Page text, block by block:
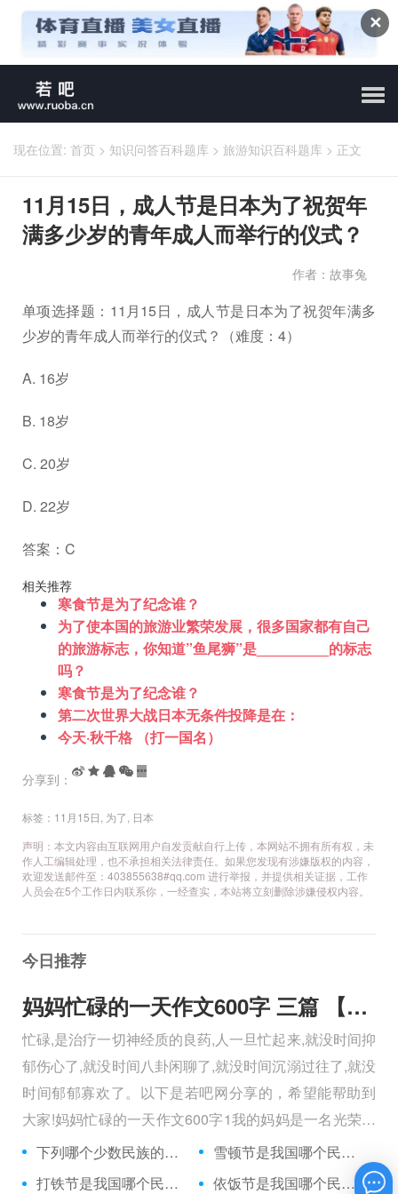
✕
现在位置: 首页 > 知识问答百科题库 > 旅游知识百科题库 > 正文
11月15日，成人节是日本为了祝贺年
满多少岁的青年成人而举行的仪式？
作者：故事兔
单项选择题：11月15日，成人节是日本为了祝贺年满多
少岁的青年成人而举行的仪式？（难度：4）
A. 16岁
B. 18岁
C. 20岁
D. 22岁
答案：C
相关推荐
寒食节是为了纪念谁？
为了使本国的旅游业繁荣发展，很多国家都有自己
的旅游标志，你知道”鱼尾狮”是_________的标志
吗？
寒食节是为了纪念谁？
第二次世界大战日本无条件投降是在：
今天·秋千格 （打一国名）
分享到：
标签： 11月15日 为了 日本
声明：本文内容由互联网用户自发贡献自行上传，本网站不拥有所有权，未
作人工编辑处理，也不承担相关法律责任。如果您发现有涉嫌版权的内容，
欢迎发送邮件至：403855638#qq.com 进行举报，并提供相关证据，工作
人员会在5个工作日内联系你，一经查实，本站将立刻删除涉嫌侵权内容。
今日推荐
妈妈忙碌的一天作文600字 三篇 【600字】
忙碌,是治疗一切神经质的良药,人一旦忙起来,就没时间抑
郁伤心了,就没时间八卦闲聊了,就没时间沉溺过往了,就没
时间郁郁寡欢了。以下是若吧网分享的，希望能帮助到
大家!妈妈忙碌的一天作文600字1我的妈妈是一名光荣的
人民警察，她总有做不完的事情。
下列哪个少数民族的传统服装不是长袍？
雪顿节是我国哪个民族的重要节日？
打铁节是我国哪个民族的传统节日？
依饭节是我国哪个民族最隆重的节日？